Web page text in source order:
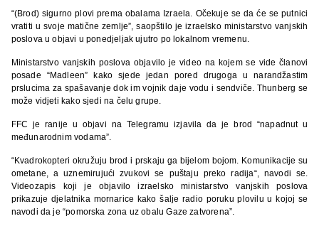
“(Brod) sigurno plovi prema obalama Izraela. Očekuje se da će se putnici
vratiti u svoje matične zemlje”, saopštilo je izraelsko ministarstvo vanjskih
poslova u objavi u ponedjeljak ujutro po lokalnom vremenu.
Ministarstvo vanjskih poslova objavilo je video na kojem se vide članovi
posade “Madleen” kako sjede jedan pored drugoga u narandžastim
prslucima za spašavanje dok im vojnik daje vodu i sendviče. Thunberg se
može vidjeti kako sjedi na čelu grupe.
FFC je ranije u objavi na Telegramu izjavila da je brod “napadnut u
međunarodnim vodama”.
“Kvadrokopteri okružuju brod i prskaju ga bijelom bojom. Komunikacije su
ometane, a uznemirujući zvukovi se puštaju preko radija“, navodi se.
Videozapis koji je objavilo izraelsko ministarstvo vanjskih poslova
prikazuje djelatnika mornarice kako šalje radio poruku plovilu u kojoj se
navodi da je “pomorska zona uz obalu Gaze zatvorena”.